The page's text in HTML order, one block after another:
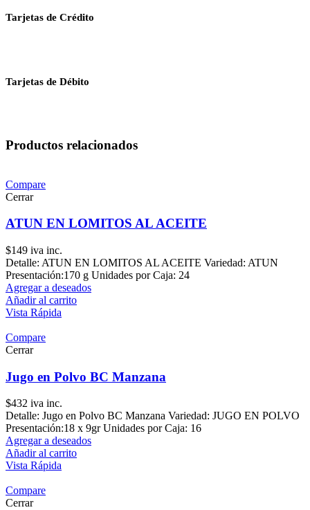
Tarjetas de Crédito
Tarjetas de Débito
Productos relacionados
Compare
Cerrar
ATUN EN LOMITOS AL ACEITE
$149 iva inc.
Detalle: ATUN EN LOMITOS AL ACEITE Variedad: ATUN
Presentación:170 g Unidades por Caja: 24
Agregar a deseados
Añadir al carrito
Vista Rápida
Compare
Cerrar
Jugo en Polvo BC Manzana
$432 iva inc.
Detalle: Jugo en Polvo BC Manzana Variedad: JUGO EN POLVO
Presentación:18 x 9gr Unidades por Caja: 16
Agregar a deseados
Añadir al carrito
Vista Rápida
Compare
Cerrar